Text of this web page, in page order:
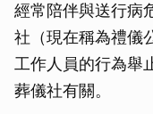
經常陪伴與送行病
社（現在稱為禮儀
工作人員的行為舉
葬儀社有關。